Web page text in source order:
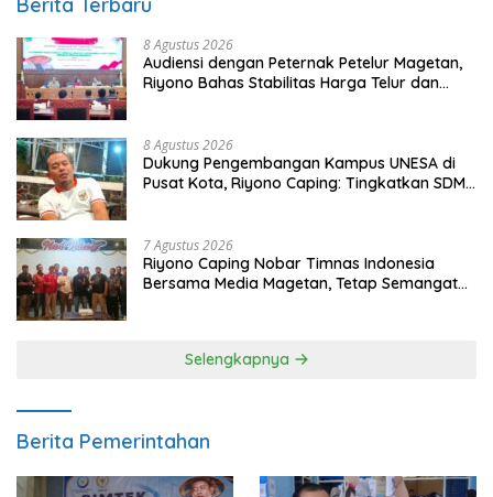
Berita Terbaru
8 Agustus 2026
Audiensi dengan Peternak Petelur Magetan,
Riyono Bahas Stabilitas Harga Telur dan
8 Agustus 2026
Dukung Pengembangan Kampus UNESA di
Pusat Kota, Riyono Caping: Tingkatkan SDM
7 Agustus 2026
Riyono Caping Nobar Timnas Indonesia
Bersama Media Magetan, Tetap Semangat
Selengkapnya
Berita Pemerintahan